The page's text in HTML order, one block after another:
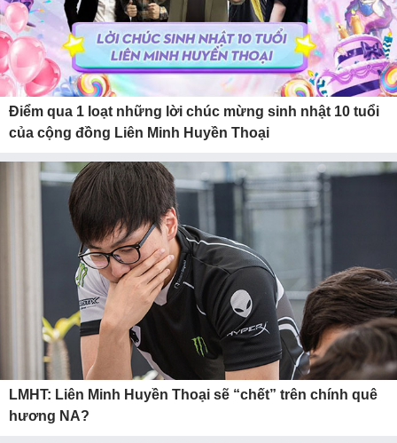
Điểm qua 1 loạt những lời chúc mừng sinh nhật 10 tuổi
của cộng đồng Liên Minh Huyền Thoại
LMHT: Liên Minh Huyền Thoại sẽ “chết” trên chính quê
hương NA?